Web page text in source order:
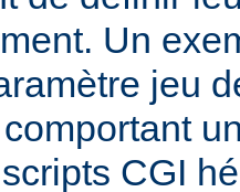
Un
jeu
CGI